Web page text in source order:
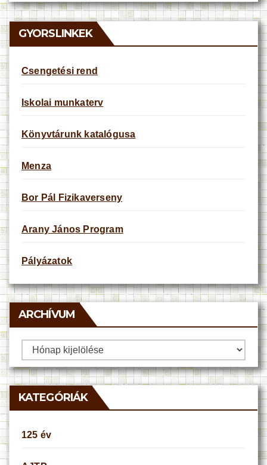
i
c
e
GYORSLINKEK
Csengetési rend
Iskolai munkaterv
Könyvtárunk katalógusa
Menza
Bor Pál Fizikaverseny
Arany János Program
Pályázatok
ARCHÍVUM
Archívum
KATEGÓRIÁK
125 év